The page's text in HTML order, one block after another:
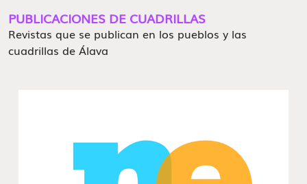
PUBLICACIONES DE CUADRILLAS
Revistas que se publican en los pueblos y las
cuadrillas de Álava